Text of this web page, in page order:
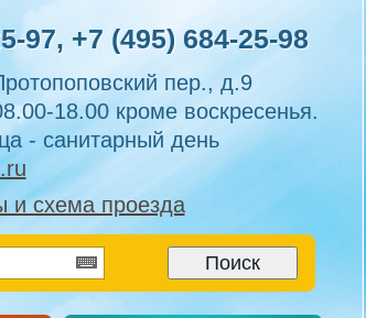
97, +7 (495) 684-25-98
пер., д.9
18.00 кроме воскресенья.
- санитарный день
и схема проезда